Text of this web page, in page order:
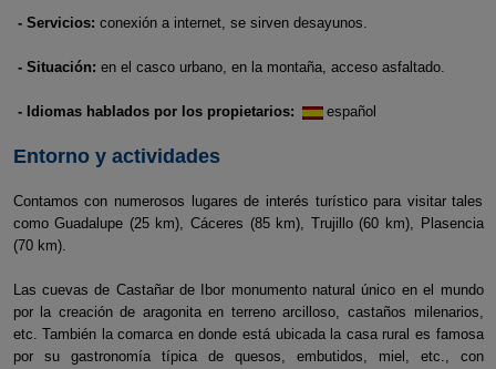
- Servicios: conexión a internet, se sirven desayunos.
- Situación: en el casco urbano, en la montaña, acceso asfaltado.
- Idiomas hablados por los propietarios: español
Entorno y actividades
Contamos con numerosos lugares de interés turístico para visitar tales
como Guadalupe (25 km), Cáceres (85 km), Trujillo (60 km), Plasencia
(70 km).
Las cuevas de Castañar de Ibor monumento natural único en el mundo
por la creación de aragonita en terreno arcilloso, castaños milenarios,
etc. También la comarca en donde está ubicada la casa rural es famosa
por su gastronomía típica de quesos, embutidos, miel, etc., con